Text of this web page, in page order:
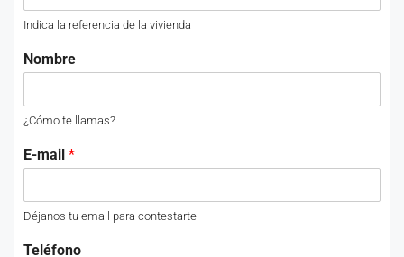
Indica la referencia de la vivienda
Nombre
¿Cómo te llamas?
E-mail *
Déjanos tu email para contestarte
Teléfono